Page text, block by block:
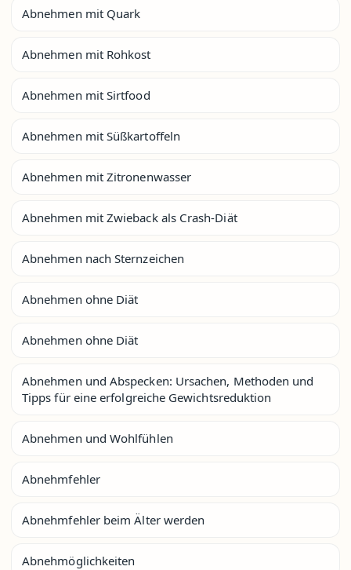
Abnehmen mit Quark
Abnehmen mit Rohkost
Abnehmen mit Sirtfood
Abnehmen mit Süßkartoffeln
Abnehmen mit Zitronenwasser
Abnehmen mit Zwieback als Crash-Diät
Abnehmen nach Sternzeichen
Abnehmen ohne Diät
Abnehmen ohne Diät
Abnehmen und Abspecken: Ursachen, Methoden und
Tipps für eine erfolgreiche Gewichtsreduktion
Abnehmen und Wohlfühlen
Abnehmfehler
Abnehmfehler beim Älter werden
Abnehmöglichkeiten